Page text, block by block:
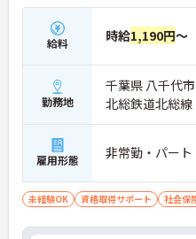
給料 時給1,190円～
勤務地
千葉県 八千代
北総鉄道北総
雇用形態 非常勤・パート
未経験OK 資格取得サポート 社会保